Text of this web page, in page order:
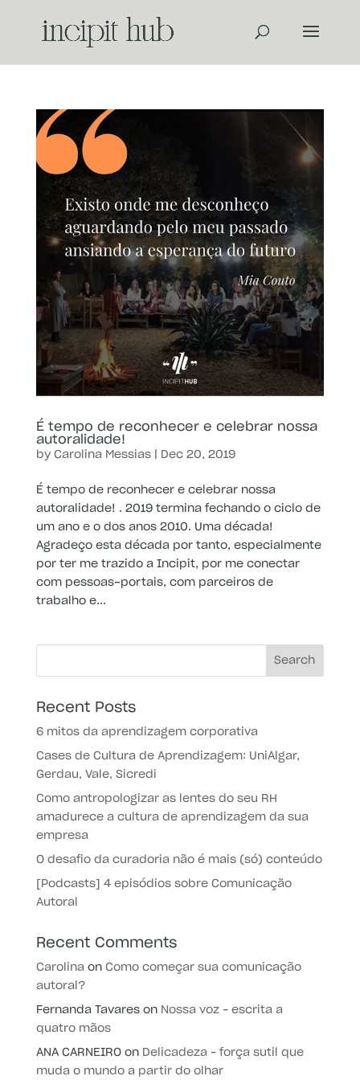
É tempo de reconhecer e celebrar nossa
autoralidade!
by Carolina Messias| Dec 20, 2019
É tempo de reconhecer e celebrar nossa
autoralidade! . 2019 termina fechando o ciclo de
um ano e o dos anos 2010. Uma década!
Agradeço esta década por tanto, especialmente
por ter me trazido a Incipit, por me conectar
com pessoas-portais, com parceiros de
trabalho e...
Recent Posts
6 mitos da aprendizagem corporativa
Cases de Cultura de Aprendizagem: UniAlgar,
Gerdau, Vale, Sicredi
Como antropologizar as lentes do seu RH
amadurece a cultura de aprendizagem da sua
empresa
O desafio da curadoria não é mais (só) conteúdo
[Podcasts] 4 episódios sobre Comunicação
Autoral
Recent Comments
Carolina on Como começar sua comunicação
autoral?
Fernanda Tavareson Nossa voz – escrita a
quatro mãos
ANA CARNEIROon Delicadeza – força sutil que
muda o mundo a partir do olhar